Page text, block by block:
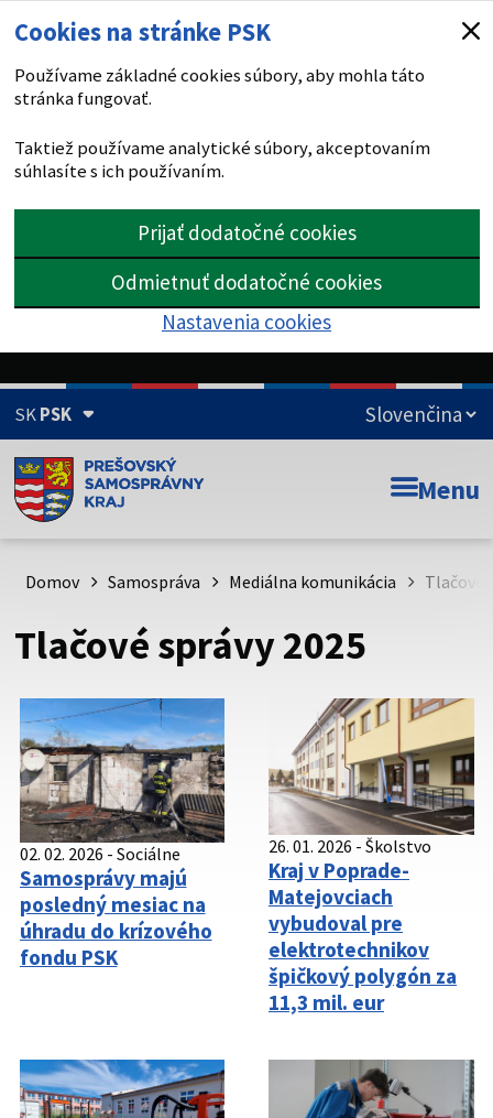
Cookies na stránke PSK
Používame základné cookies súbory, aby mohla táto
stránka fungovať.
Taktiež používame analytické súbory, akceptovaním
súhlasíte s ich používaním.
Prijať dodatočné cookies
Odmietnuť dodatočné cookies
Nastavenia cookies
SKPSK
Doména psk.sk je oficiálna
Toto je oficiálna webová stránka Prešovského
psk.sk.
Táto stránka je zabezpečená
Buďte pozorní a vždy sa uistite, že zdieľate informácie iba
cez zabezpečenú webovú stránku. Zabezpečená stránka
vždy začína https:// pred názvom domény webového sídla.
Menu
Domov Samospráva Mediálna komunikácia Tlačové
Tlačové správy 2025
02. 02. 2026 - Sociálne
Samosprávy majú
posledný mesiac na
úhradu do krízového
fondu PSK
26. 01. 2026 - Školstvo
Kraj v Poprade-
Matejovciach
vybudoval pre
elektrotechnikov
špičkový polygón za
11,3 mil. eur